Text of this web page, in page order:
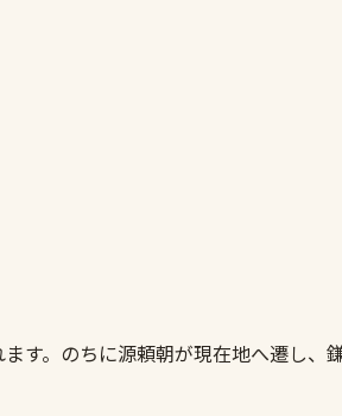
す。のちに源頼朝が現在地へ遷し、